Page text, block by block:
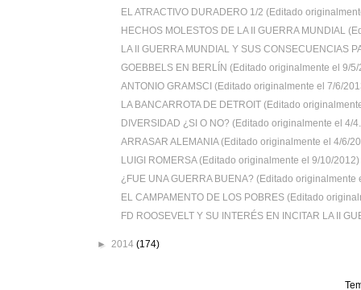
EL ATRACTIVO DURADERO 1/2 (Editado
HECHOS MOLESTOS DE LA II GUERRA MUNDIAL
LA II GUERRA MUNDIAL Y SUS CONSECUENCIAS
GOEBBELS EN BERLÍN (Editado originalmente el 9/5/
ANTONIO GRAMSCI (Editado originalmente el 7/6/
LA BANCARROTA DE DETROIT (Editado
DIVERSIDAD ¿SI O NO? (Editado originalmente el 4/
ARRASAR ALEMANIA (Editado originalmente el 4/6/
LUIGI ROMERSA (Editado originalmente el 9/10/2012)
¿FUE UNA GUERRA BUENA? (Editado originalmente
EL CAMPAMENTO DE LOS POBRES (Editado
FD ROOSEVELT Y SU INTERÉS EN INCITAR LA II
► 2014 (174)